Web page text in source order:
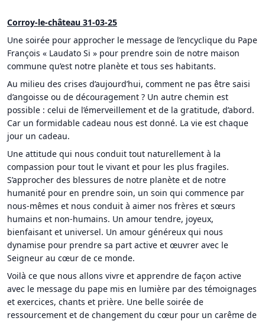
Corroy-le-château 31-03-25
Une soirée pour approcher le message de l’encyclique du Pape
François « Laudato Si » pour prendre soin de notre maison
commune qu’est notre planète et tous ses habitants.
Au milieu des crises d’aujourd’hui, comment ne pas être saisi
d’angoisse ou de découragement ? Un autre chemin est
possible : celui de l’émerveillement et de la gratitude, d’abord.
Car un formidable cadeau nous est donné. La vie est chaque
jour un cadeau.
Une attitude qui nous conduit tout naturellement à la
compassion pour tout le vivant et pour les plus fragiles.
S’approcher des blessures de notre planète et de notre
humanité pour en prendre soin, un soin qui commence par
nous-mêmes et nous conduit à aimer nos frères et sœurs
humains et non-humains. Un amour tendre, joyeux,
bienfaisant et universel. Un amour généreux qui nous
dynamise pour prendre sa part active et œuvrer avec le
Seigneur au cœur de ce monde.
Voilà ce que nous allons vivre et apprendre de façon active
avec le message du pape mis en lumière par des témoignages
et exercices, chants et prière. Une belle soirée de
ressourcement et de changement du cœur pour un carême de